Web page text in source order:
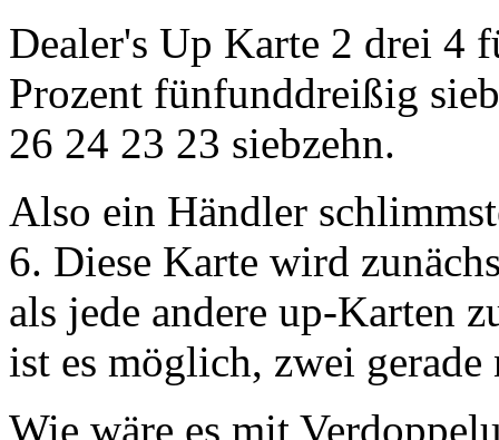
Dealer's Up Karte 2 drei 4
Prozent fünfunddreißig
26 24 23 23 siebzehn.
Also ein Händler
6. Diese Karte wird
als jede andere up-Karten
ist es möglich, zwei
Wie wäre es mit